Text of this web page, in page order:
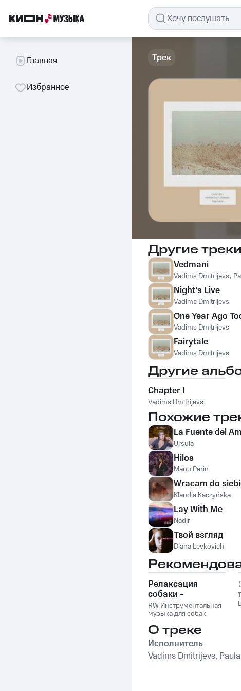
Главная
Избранное
Трек
Другие
Vedmani
Vadims Dmitrijevs,
Night's Live
Vadims Dmitrijevs
One Year Ago
Vadims Dmitrijevs
Fairytale
Vadims Dmitrijevs
Другие
Chapter I
Vadims Dmitrijevs
Похожие
La Fuente del
Ursula
Hilos
Manu Perin
Wracam do
Klaudia Kaczyńska
Lay With Me
Nadir
Твой взгляд
Diana Levkovich
Релаксация
собаки -
Расслабляющая
музыка для
собак,
успокаивающие и
успокаивающие
звуки для
RW Инструментальная
музыка для собак
О треке
Исполнитель
Vadims Dmitrijevs,